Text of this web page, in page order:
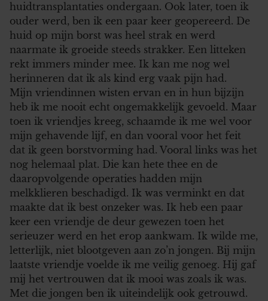
huidtransplantaties ondergaan. Ook later, toen ik
ouder werd, ben ik een paar keer geopereerd. De
huid op mijn borst was heel strak en werd
naarmate ik groeide steeds strakker. Een litteken
rekt immers minder mee. Ik kan me nog wel
herinneren dat ik als kind erg vaak pijn had.
Mijn vriendinnen wisten ervan en in hun bijzijn
heb ik me nooit echt ongemakkelijk gevoeld. Maar
toen ik vriendjes kreeg, schaamde ik me wel voor
mijn gehavende lijf, en dan vooral voor het feit
dat ik geen borstvorming had. Vooral links was het
nog helemaal plat. Die kan hete thee en de
daaropvolgende operaties hadden mijn
melkklieren beschadigd. Ik was verminkt en dat
maakte dat ik best onzeker was. Ik heb een paar
keer een vriendje de deur gewezen toen het
serieuzer werd en het erop aankwam. Ik wilde me,
letterlijk, niet blootgeven aan zo’n jongen. Bij mijn
laatste vriendje voelde ik me veilig genoeg. Hij gaf
mij het vertrouwen dat ik mooi was zoals ik was.
Met die jongen ben ik uiteindelijk ook getrouwd.